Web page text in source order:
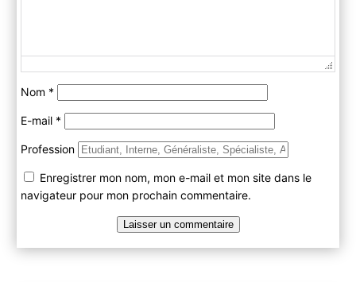
Nom *
E-mail *
Profession
Enregistrer mon nom, mon e-mail et mon site dans le
navigateur pour mon prochain commentaire.